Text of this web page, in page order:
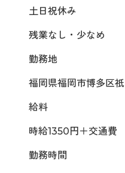
土日祝休み
残業なし・少なめ
勤務地
福岡県福岡市博多区
給料
時給1350円＋交通費
勤務時間